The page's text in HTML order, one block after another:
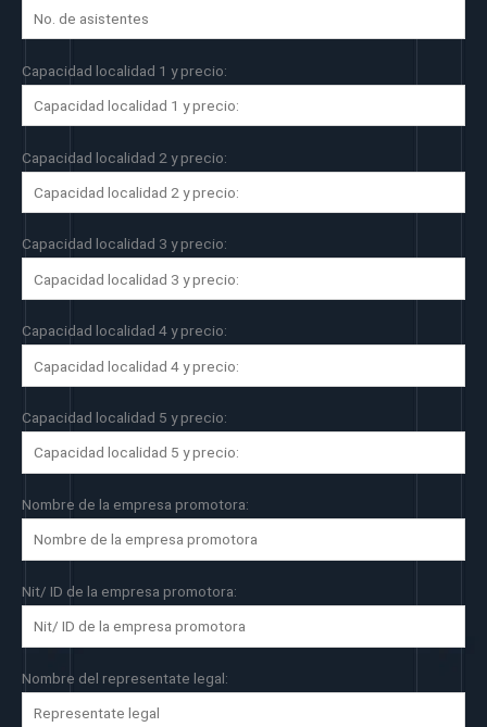
Capacidad localidad 1 y precio:
Capacidad localidad 2 y precio:
Capacidad localidad 3 y precio:
Capacidad localidad 4 y precio:
Capacidad localidad 5 y precio:
Nombre de la empresa promotora:
Nit/ ID de la empresa promotora:
Nombre del representate legal: